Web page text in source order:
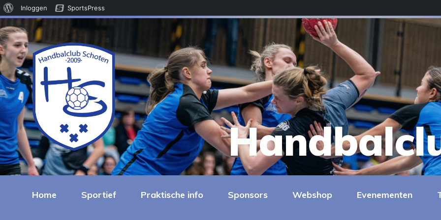
Home Sportief Praktische info Sponsors Webshop Evenementen
Over
WordPress
Inloggen
SportsPress